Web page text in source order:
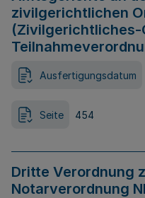
zivilgerichtlichen
Ausfertigungsdatum
Seite 454
Dritte Verordnung
Notarverordnung